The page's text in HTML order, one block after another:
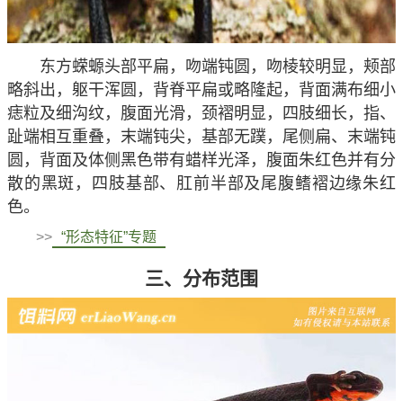
东方蝾螈头部平扁，吻端钝圆，吻棱较明显，颊部
略斜出，躯干浑圆，背脊平扁或略隆起，背面满布细小
痣粒及细沟纹，腹面光滑，颈褶明显，四肢细长，指、
趾端相互重叠，末端钝尖，基部无蹼，尾侧扁、末端钝
圆，背面及体侧黑色带有蜡样光泽，腹面朱红色并有分
散的黑斑，四肢基部、肛前半部及尾腹鳍褶边缘朱红
色。
>> “形态特征”专题
三、分布范围